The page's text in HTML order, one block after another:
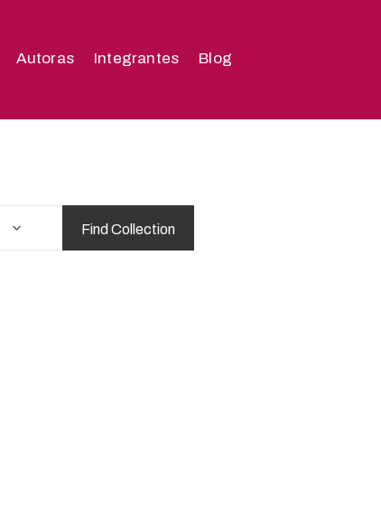
Autoras Integrantes Blog